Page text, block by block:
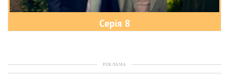
Серія 8
РЕКЛАМА